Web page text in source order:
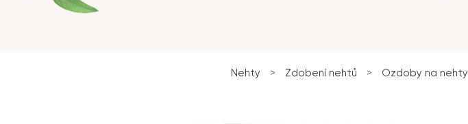
Nehty > Zdobení nehtů > Ozdoby na nehty